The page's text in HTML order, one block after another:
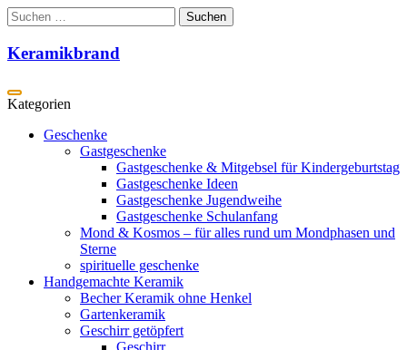
Zum
Inhalt
springen
Suchen
nach:
Keramikbrand
Geschenke
Gastgeschenke
Gastgeschenke & Mitgebsel für Kindergeburtstag
Gastgeschenke Ideen
Gastgeschenke Jugendweihe
Gastgeschenke Schulanfang
Mond & Kosmos – für alles rund um Mondphasen und
Sterne
spirituelle geschenke
Handgemachte Keramik
Becher Keramik ohne Henkel
Gartenkeramik
Geschirr getöpfert